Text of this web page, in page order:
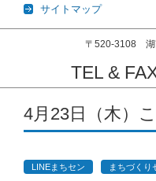
サイトマップ
〒520-3108 湖
TEL &
コンテンツに移動
4月23日（木）
LINEまちセン まちづくり